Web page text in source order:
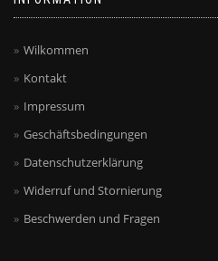
Wilkommen
Kontakt
Impressum
Geschäftsbedingungen
Datenschutzerklärung
Widerruf und Stornierung
Beschwerden und Fragen